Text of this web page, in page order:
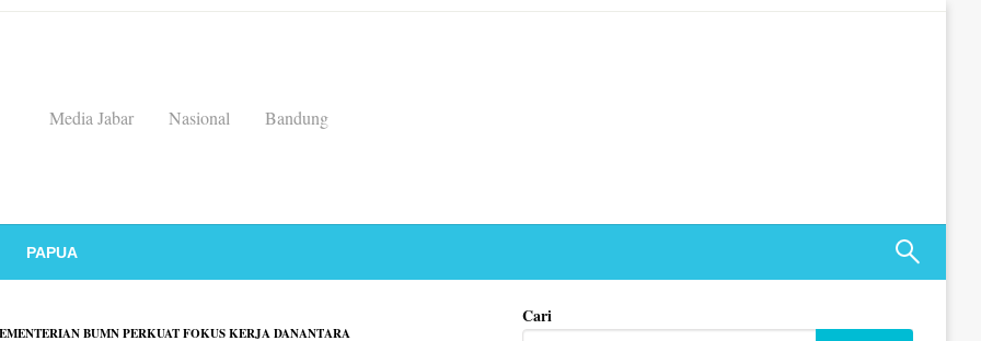
Media Jabar
Nasional Bandung
PAPUA
BUMN PERKUAT FOKUS KERJA DANANTARA
Cari